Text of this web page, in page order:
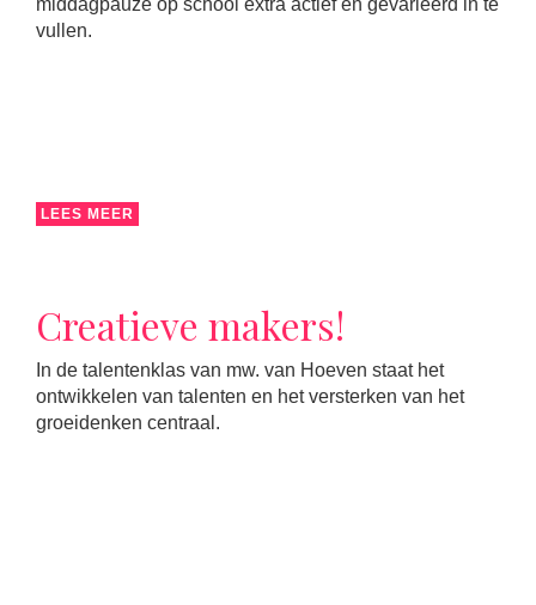
middagpauze op school extra actief en gevarieerd in te
vullen.
LEES MEER
Creatieve makers!
In de talentenklas van mw. van Hoeven staat het
ontwikkelen van talenten en het versterken van het
groeidenken centraal.